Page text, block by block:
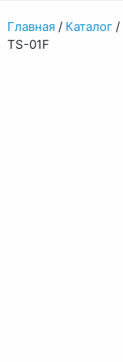
Главная/ Каталог/
TS-01F